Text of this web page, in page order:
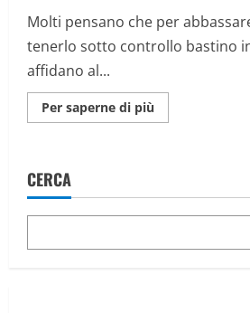
Molti pensano che per
tenerlo sotto controllo bastino
affidano al...
Per saperne di più
informazioni
ha
stessa
delle
CERCA